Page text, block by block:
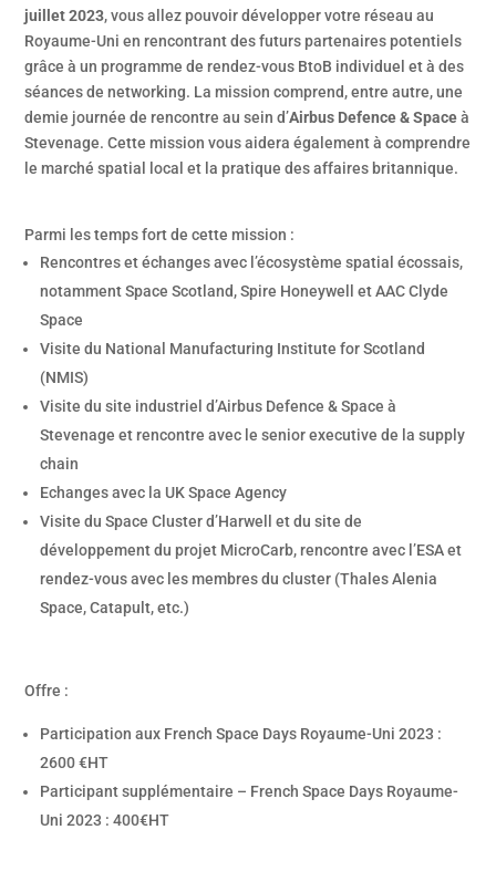
juillet 2023, vous allez pouvoir développer votre réseau au
Royaume-Uni en rencontrant des futurs partenaires potentiels
grâce à un programme de rendez-vous BtoB individuel et à des
séances de networking. La mission comprend, entre autre, une
demie journée de rencontre au sein d’Airbus Defence & Spaceà
Stevenage. Cette mission vous aidera également à comprendre
le marché spatial local et la pratique des affaires britannique.
Parmi les temps fort de cette mission :
Rencontres et échanges avec l’écosystème spatial écossais,
notamment Space Scotland, Spire Honeywell et AAC Clyde
Space
Visite du National Manufacturing Institute for Scotland
(NMIS)
Visite du site industriel d’Airbus Defence & Space à
Stevenage et rencontre avec le senior executive de la supply
chain
Echanges avec la UK Space Agency
Visite du Space Cluster d’Harwell et du site de
développement du projet MicroCarb, rencontre avec l’ESA et
rendez-vous avec les membres du cluster (Thales Alenia
Space, Catapult, etc.)
Offre :
Participation aux French Space Days Royaume-Uni 2023 :
2600 €HT
Participant supplémentaire – French Space Days Royaume-
Uni 2023 : 400€HT